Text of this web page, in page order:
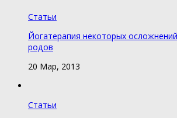
Статьи
Йогатерапия некоторых
родов
20 Мар, 2013
Статьи